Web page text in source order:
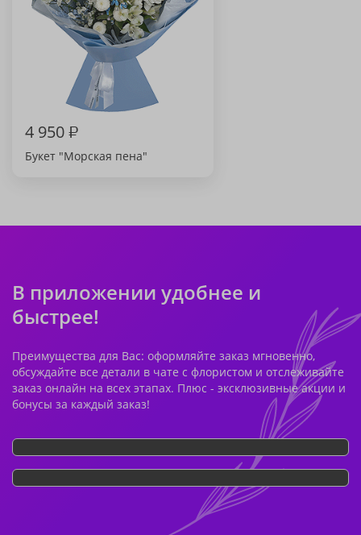
4 950₽
Букет "Морская пена"
В приложении удобнее и
быстрее!
Преимущества для Вас: оформляйте заказ мгновенно,
обсуждайте все детали в чате с флористом и отслеживайте
заказ онлайн на всех этапах. Плюс - эксклюзивные акции и
бонусы за каждый заказ!